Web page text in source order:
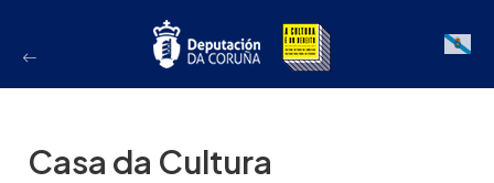
Galician
Casa da Cultura